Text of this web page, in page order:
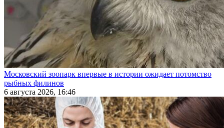
Московский зоопарк впервые в истории ожидает потомство
рыбных филинов
6 августа 2026, 16:46